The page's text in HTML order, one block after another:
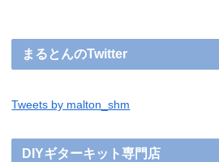
まるとんのTwitter
Tweets by malton_shm
DIYギターキット専門店